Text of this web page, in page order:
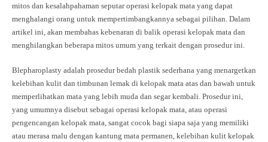
mitos dan kesalahpahaman seputar operasi kelopak mata yang dapat
menghalangi orang untuk mempertimbangkannya sebagai pilihan. Dalam
artikel ini, akan membahas kebenaran di balik operasi kelopak mata dan
menghilangkan beberapa mitos umum yang terkait dengan prosedur ini.
Blepharoplasty adalah prosedur bedah plastik sederhana yang menargetkan
kelebihan kulit dan timbunan lemak di kelopak mata atas dan bawah untuk
memperlihatkan mata yang lebih muda dan segar kembali. Prosedur ini,
yang umumnya disebut sebagai operasi kelopak mata, atau operasi
pengencangan kelopak mata, sangat cocok bagi siapa saja yang memiliki
atau merasa malu dengan kantung mata permanen, kelebihan kulit kelopak